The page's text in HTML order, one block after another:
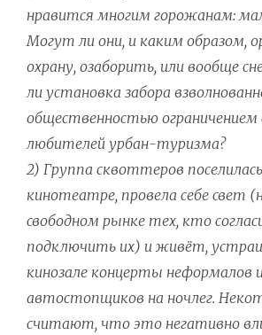
нравится многим горожанам:
Могут ли они, и каким образом,
охрану, озаборить, или вообще
ли установка забора
общественностью ограничением
любителей урбан-туризма?
2) Группа сквоттеров
кинотеатре, провела себе свет
свободном рынке тех, кто
подключить их) и живёт,
кинозале концерты неформалов
автостопщиков на ночлег.
считают, что это негативно